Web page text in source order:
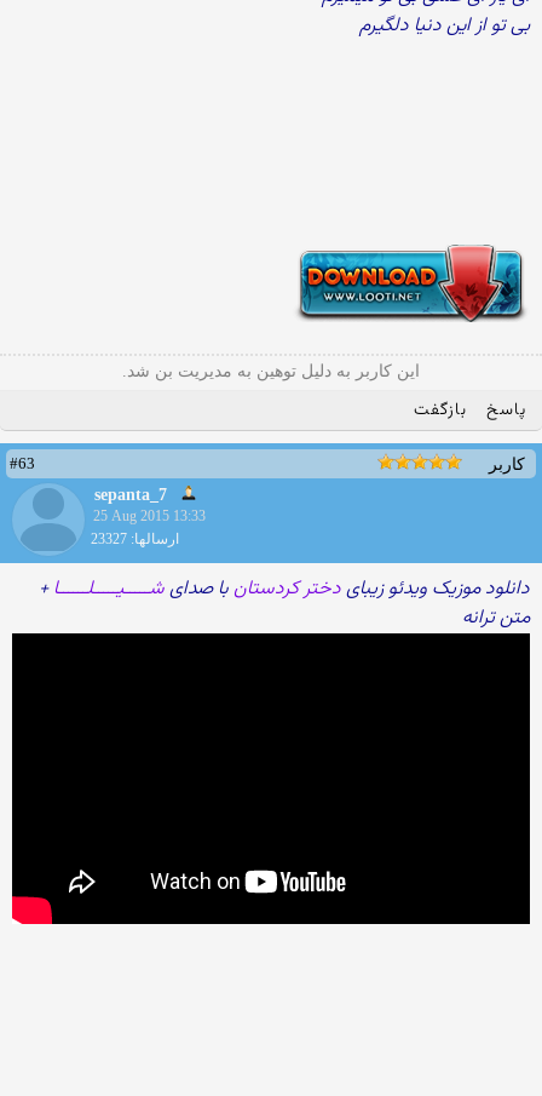
بی تو از این دنیا دلگیرم
این کاربر به دلیل توهین به مدیریت بن شد.
پاسخ بازگفت
کاربر
#63
sepanta_7
25 Aug 2015 13:33
ارسالها: 23327
دانلود موزیک ویدئو زیبایدختر کردستان با صدایشـــــیـــــلــــــا+
متن ترانه